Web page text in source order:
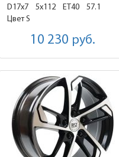
D17x7 5x112 ET40
57.1
Цвет S
10 230 руб.